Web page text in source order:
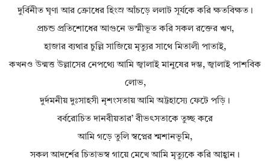
দুর্বিনীত ঘৃণা আর ক্রোধের হিংস্র আঁচড়ে ললাট সূর্যকে করি ক্ষতবিক্ষত।
প্রচন্ড প্রতিশোধের আগুনে ভস্মীভূত করি সকল রক্তের ঋণ,
হাজার ব্যথার চুল্লি সাজিয়ে মৃত্যুর সাথে মিতালী পাতাই,
কখনও উন্মত্ত উল্লাসের নেপথ্যে আমি জ্বালাই মানুষের দম্ভ, জ্বালাই পাশবিক
লোভ,
দুর্দমনীয় দুঃসাহসী নৃশংসতায় আমি অট্টহাস্যে ফেটে পড়ি।
বর্বরোচিত দানবীয়তার’ বীভৎসতাকে তুচ্ছ করে
আমি গড়ে তুলি স্বপ্নের শ্মশানভূমি,
সকল আদর্শের চিতাভস্ব গায়ে মেখে আমি মৃত্যুকে করি আহ্বান।